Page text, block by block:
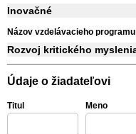
Inovačné
Názov vzdelávacieho programu
Rozvoj kritického
Údaje o žiadateľovi
Titul Meno